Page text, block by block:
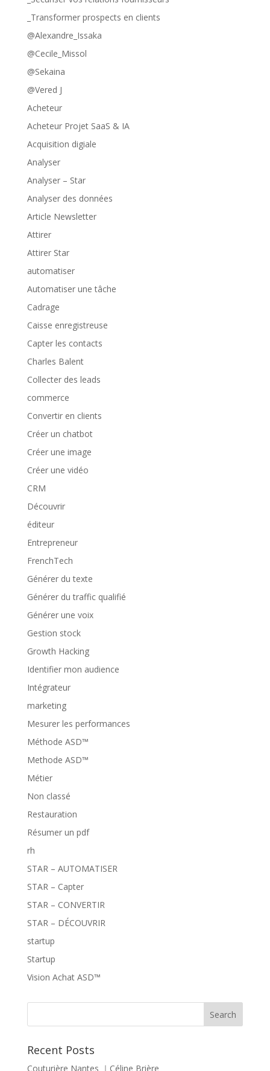
_Transformer prospects en clients
@Alexandre_Issaka
@Cecile_Missol
@Sekaina
@Vered J
Acheteur
Acheteur Projet SaaS & IA
Acquisition digiale
Analyser
Analyser – Star
Analyser des données
Article Newsletter
Attirer
Attirer Star
automatiser
Automatiser une tâche
Cadrage
Caisse enregistreuse
Capter les contacts
Charles Balent
Collecter des leads
commerce
Convertir en clients
Créer un chatbot
Créer une image
Créer une vidéo
CRM
Découvrir
éditeur
Entrepreneur
FrenchTech
Générer du texte
Générer du traffic qualifié
Générer une voix
Gestion stock
Growth Hacking
Identifier mon audience
Intégrateur
marketing
Mesurer les performances
Méthode ASD™
Methode ASD™
Métier
Non classé
Restauration
Résumer un pdf
rh
STAR – AUTOMATISER
STAR – Capter
STAR – CONVERTIR
STAR – DÉCOUVRIR
startup
Startup
Vision Achat ASD™
Recent Posts
Couturière Nantes ｜Céline Brière